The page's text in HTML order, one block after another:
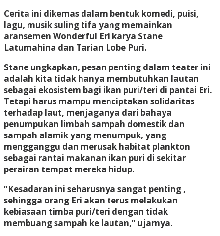
Cerita ini dikemas dalam bentuk komedi, puisi,
lagu, musik suling tifa yang memainkan
aransemen Wonderful Eri karya Stane
Latumahina dan Tarian Lobe Puri.
Stane ungkapkan, pesan penting dalam teater ini
adalah kita tidak hanya membutuhkan lautan
sebagai ekosistem bagi ikan puri/teri di pantai Eri.
Tetapi harus mampu menciptakan solidaritas
terhadap laut, menjaganya dari bahaya
penumpukan limbah sampah domestik dan
sampah alamik yang menumpuk, yang
mengganggu dan merusak habitat plankton
sebagai rantai makanan ikan puri di sekitar
perairan tempat mereka hidup.
“Kesadaran ini seharusnya sangat penting ,
sehingga orang Eri akan terus melakukan
kebiasaan timba puri/teri dengan tidak
membuang sampah ke lautan,” ujarnya.